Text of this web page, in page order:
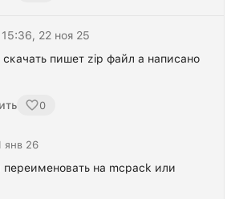
15:36, 22 ноя 25
пишет zip файл а написано
0
янв 26
переименовать на mcpack или